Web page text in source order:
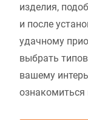
изделия,
и после
удачному
выбрать
вашему
ознакомиться